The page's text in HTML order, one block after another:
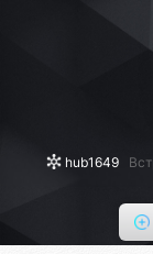
hub1649